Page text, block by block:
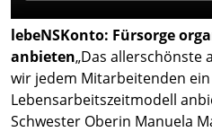
lebeNSKonto: Fürsorge
anbieten„Das allerschönste
wir jedem Mitarbeitenden
Lebensarbeitszeitmodell
Schwester Oberin Manuela